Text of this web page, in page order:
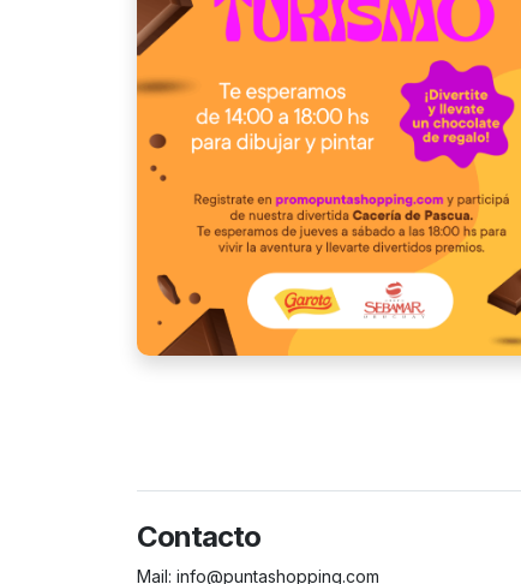
Contacto
Mail: info@puntashopping.com